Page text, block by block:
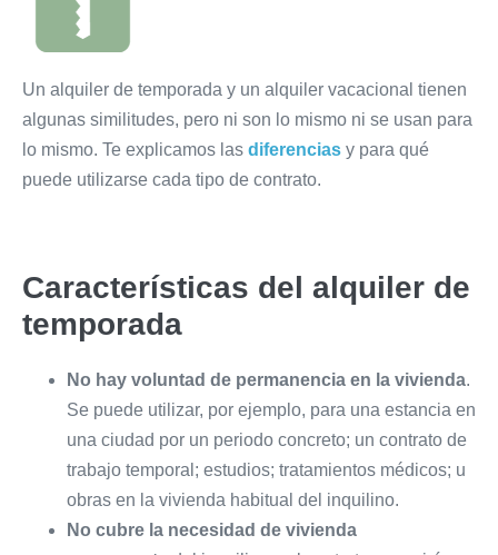
Un alquiler de temporada y un alquiler vacacional tienen
algunas similitudes, pero ni son lo mismo ni se usan para
lo mismo. Te explicamos las diferencias y para qué
puede utilizarse cada tipo de contrato.
Características del alquiler de
temporada
No hay voluntad de permanencia en la vivienda.
Se puede utilizar, por ejemplo, para una estancia en
una ciudad por un periodo concreto; un contrato de
trabajo temporal; estudios; tratamientos médicos; u
obras en la vivienda habitual del inquilino.
No cubre la necesidad de vivienda